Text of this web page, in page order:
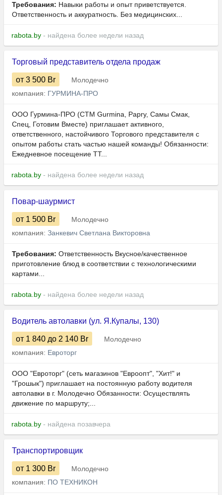
Требования: Навыки работы и опыт приветствуется.
Ответственность и аккуратность. Без медицинских...
rabota.by - найдена более недели назад
Торговый представитель отдела продаж
от 3 500 Br
Молодечно
компания: ГУРМИНА-ПРО
ООО Гурмина-ПРО (СТМ Gurmina, Papry, Самы Смак,
Спец, Готовим Вместе) приглашает активного,
ответственного, настойчивого Торгового представителя с
опытом работы стать частью нашей команды! Обязанности:
Ежедневное посещение ТТ...
rabota.by - найдена более недели назад
Повар-шаурмист
от 1 500 Br
Молодечно
компания: Занкевич Светлана Викторовна
Требования: Ответственность Вкусное/качественное
приготовление блюд в соответствии с технологическими
картами...
rabota.by - найдена более недели назад
Водитель автолавки (ул. Я.Купалы, 130)
от 1 840 до 2 140 Br
Молодечно
компания: Евроторг
ООО "Евроторг" (сеть магазинов "Евроопт", "Хит!" и
"Грошык") приглашает на постоянную работу водителя
автолавки в г. Молодечно Обязанности: Осуществлять
движение по маршруту;...
rabota.by - найдена позавчера
Транспортировщик
от 1 300 Br
Молодечно
компания: ПО ТЕХНИКОН